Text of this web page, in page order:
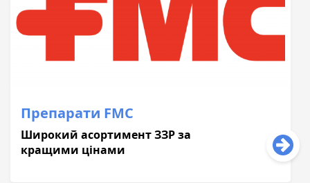
Препарати FMC
Широкий асортимент ЗЗР за
кращими цінами